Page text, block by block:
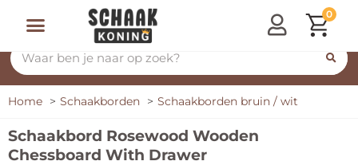
0
Home Schaakborden Schaakborden bruin / wit
Schaakbord Rosewood Wooden
Chessboard With Drawer